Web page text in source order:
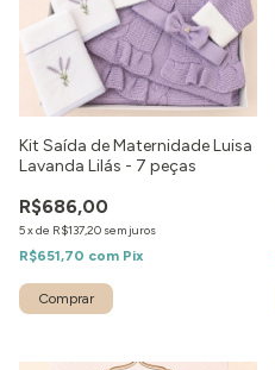
Kit Saída de Maternidade Luisa
Lavanda Lilás - 7 peças
R$686,00
5xde R$137,20 sem juros
R$651,70 com Pix
Comprar